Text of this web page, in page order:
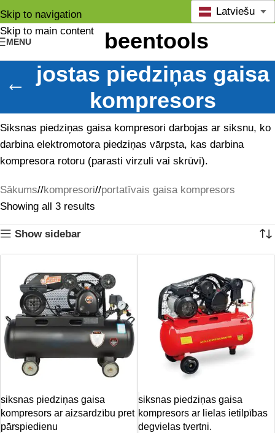
Skip to navigation
Skip to main content
MENU
Latviešu
jostas piedziņas gaisa
kompresors
Siksnas piedziņas gaisa kompresori darbojas ar siksnu, ko
darbina elektromotora piedziņas vārpsta, kas darbina
kompresora rotoru (parasti virzuli vai skrūvi).
Sākums/ kompresori/ portatīvais gaisa kompresors
Showing all 3 results
Show sidebar
siksnas piedziņas gaisa
kompresors ar aizsardzību pret
pārspiedienu
siksnas piedziņas gaisa
kompresors ar lielas ietilpības
degvielas tvertni.